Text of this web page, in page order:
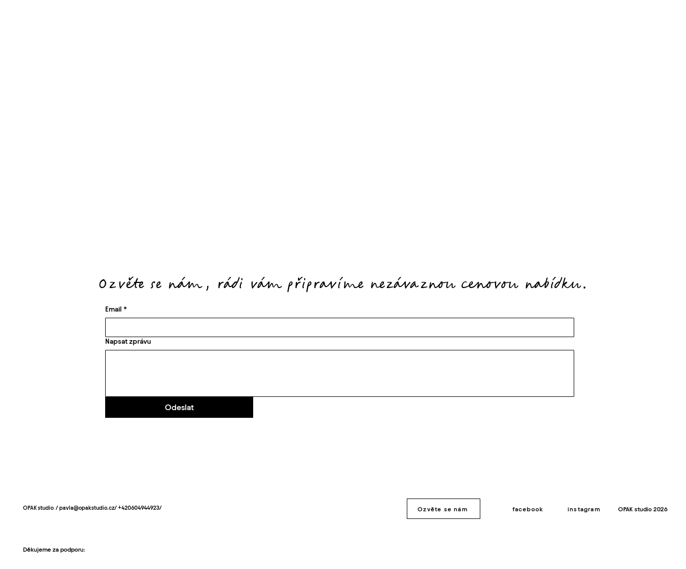
Ozvěte se nám, rádi vám připravíme nezávaznou cenovou nabídku.
Email *
Napsat zprávu
Odeslat
OPAK studio /pavla@opakstudio.cz/ +420604944923/ Ozvěte se nám facebook instagram OPAK studio 2026
Děkujeme za podporu: